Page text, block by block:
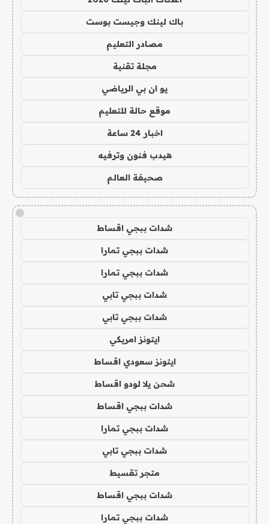
باك لينك وجيست بوست
مصادر التعليم
مجلة تقنية
يو ان بي الرياضي
موقع حالة للتعليم
اخبار 24 ساعة
هيدب فنون وترفيه
صحيفة العالم
!
شدات ببجي اقساط
شدات ببجي تمارا
شدات ببجي تمارا
شدات ببجي تابي
شدات ببجي تابي
ايتونز امريكي
ايتونز سعودي اقساط
شحن يلا لودو اقساط
شدات ببجي اقساط
شدات ببجي تمارا
شدات ببجي تابي
متجر تقسيط
شدات ببجي اقساط
شدات ببجي تمارا